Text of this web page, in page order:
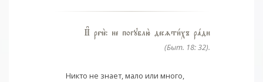
И# речE: не погублю2 десzти1хъ рaди
(Быт. 18: 32).
Никто не знает, мало или много,